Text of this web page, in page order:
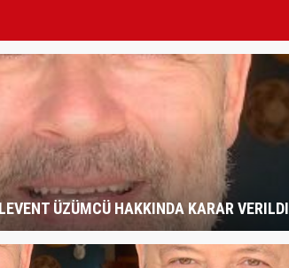
ÜZÜMCÜ HAKKINDA KARAR VERILDI